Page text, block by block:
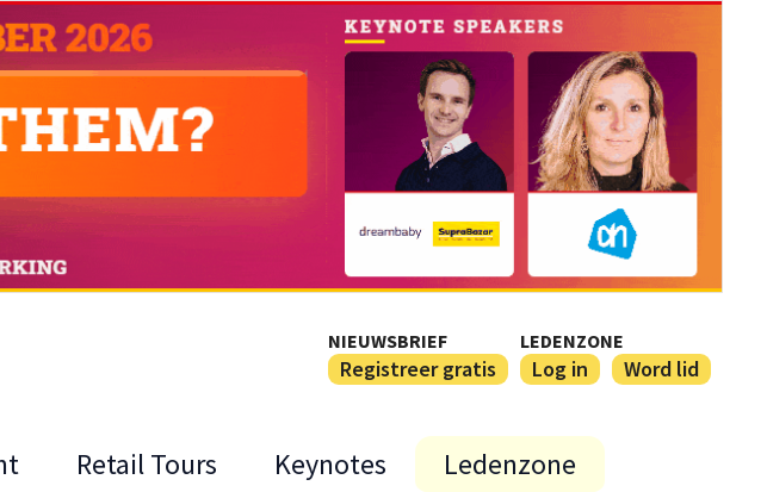
NIEUWSBRIEF
Registreer gratis
LEDENZONE
Log in Word lid
Retail Tours Keynotes Ledenzone